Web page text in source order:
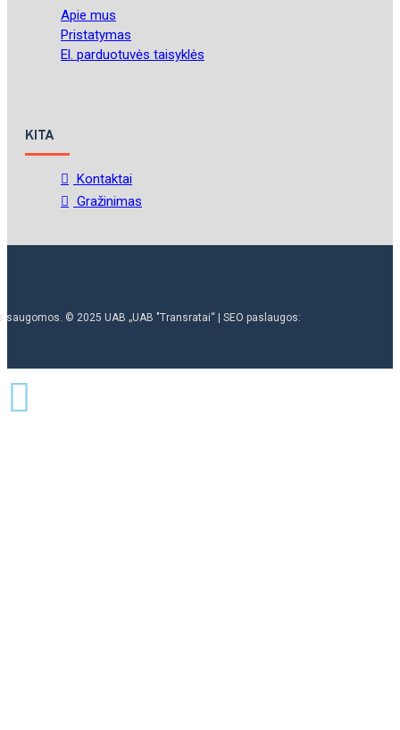
Apie mus
Pristatymas
El. parduotuvės taisyklės
KITA
Kontaktai
Gražinimas
saugomos. © 2025 UAB „UAB "Transratai“ | SEO paslaugos: